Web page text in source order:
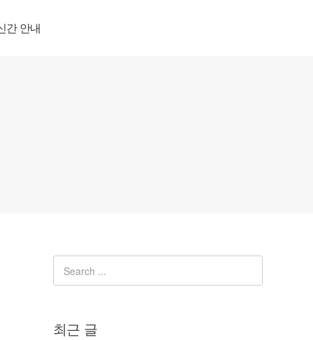
간 안내
최근 글